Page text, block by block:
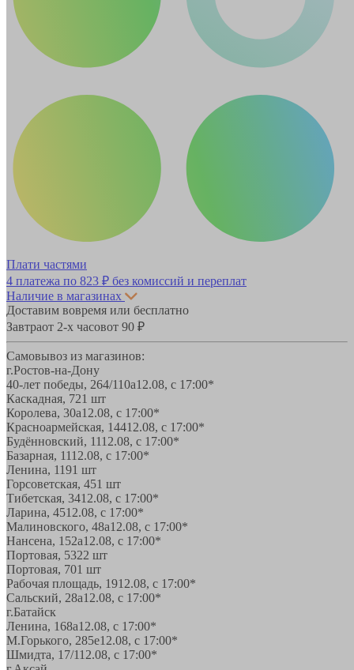
Плати частями
4 платежа по 823 ₽ без комиссий и переплат
Наличие в магазинах
Доставим вовремя или бесплатно
Завтраот 2-х часовот 90 ₽
Самовывоз из магазинов:
г.Ростов-на-Дону
40-лет победы, 264/110а12.08, с 17:00*
Каскадная, 721 шт
Королева, 30а12.08, с 17:00*
Красноармейская, 14412.08, с 17:00*
Будённовский, 1112.08, с 17:00*
Базарная, 1112.08, с 17:00*
Ленина, 1191 шт
Горсоветская, 451 шт
Тибетская, 3412.08, с 17:00*
Ларина, 4512.08, с 17:00*
Малиновского, 48а12.08, с 17:00*
Нансена, 152а12.08, с 17:00*
Портовая, 5322 шт
Портовая, 701 шт
Рабочая площадь, 1912.08, с 17:00*
Сальский, 28a12.08, с 17:00*
г.Батайск
Ленина, 168а12.08, с 17:00*
М.Горького, 285е12.08, с 17:00*
Шмидта, 17/112.08, с 17:00*